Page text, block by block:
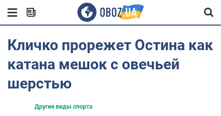
Кличко прорежет Остина как
катана мешок с овечьей
шерстью
Другие виды спорта